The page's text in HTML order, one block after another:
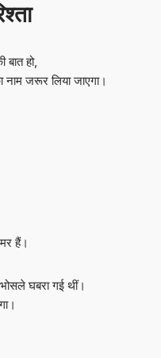
बात हो,
जरूर लिया जाएगा।
हैं।
घबरा गई थीं।